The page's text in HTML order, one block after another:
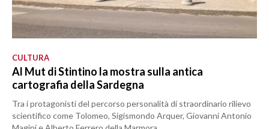
CULTURA
Al Mut di Stintino la mostra sulla antica
cartografia della Sardegna
Tra i protagonisti del percorso personalità di straordinario rilievo
scientifico come Tolomeo, Sigismondo Arquer, Giovanni Antonio